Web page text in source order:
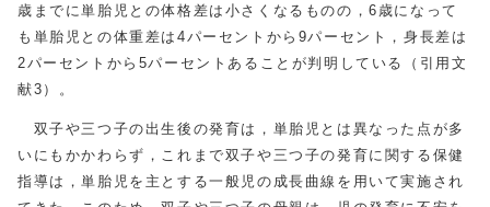
歳までに単胎児との体格差は小さくなるものの，6歳になって
も単胎児との体重差は4パーセントから9パーセント，身長差は
2パーセントから5パーセントあることが判明している（引用文
献3）。
双子や三つ子の出生後の発育は，単胎児とは異なった点が多
いにもかかわらず，これまで双子や三つ子の発育に関する保健
指導は，単胎児を主とする一般児の成長曲線を用いて実施され